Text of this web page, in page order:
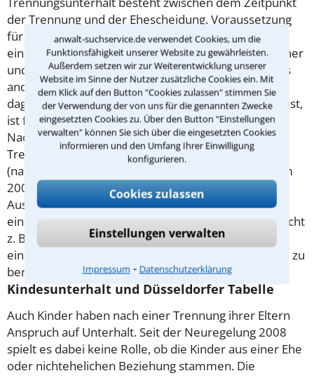
anwalt-suchservice.de verwendet Cookies, um die
Funktionsfähigkeit unserer Website zu gewährleisten.
Außerdem setzen wir zur Weiterentwicklung unserer
Website im Sinne der Nutzer zusätzliche Cookies ein. Mit
dem Klick auf den Button "Cookies zulassen" stimmen Sie
der Verwendung der von uns für die genannten Zwecke
eingesetzten Cookies zu. Über den Button "Einstellungen
verwalten" können Sie sich über die eingesetzten Cookies
informieren und den Umfang Ihrer Einwilligung
konfigurieren.
Cookies zulassen
Einstellungen verwalten
Impressum ⁃ Datenschutzerklärung
der Trennung und der Ehescheidung. Voraussetzung
für diesen Unterhalt ist deshalb die Trennung
einerseits, Bedarf und Bedürftigkeit bei einem Partner
und die Leistungsfähigkeit des anderen Ehepartners
andererseits. Die Gründe für die Trennung spielen
dagegen keine Rolle, wer „Schuld“ an der Trennung ist,
ist für den Unterhalt nach der Trennung irrelevant.
Nach derScheidungwird aus dem
Trennungsunterhalt der Geschiedenenunterhalt
(nachehelicher Unterhalt). Seit der Unterhaltsreform
2008 soll der nacheheliche Unterhalt nur noch die
Ausnahme, nicht mehr die Regel sein. 2013 gab es
eine weitere Gesetzesänderung, die es nun ermöglicht
z. B. die Dauer der Ehe und ehebedingte Nachteile
einer langen Ehe bei der Bemessung des Unterhalts zu
berücksichtigen.
Kindesunterhalt und Düsseldorfer Tabelle
Auch Kinder haben nach einer Trennung ihrer Eltern
Anspruch auf Unterhalt. Seit der Neuregelung 2008
spielt es dabei keine Rolle, ob die Kinder aus einer Ehe
oder nichtehelichen Beziehung stammen. Die